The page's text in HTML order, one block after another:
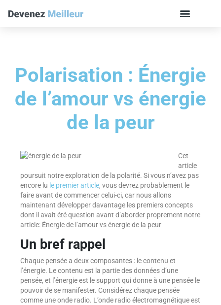
Polarisation : Énergie
de l’amour vs énergie
de la peur
Cet
article
poursuit notre exploration de la polarité. Si vous n’avez pas
encore lu le premier article, vous devrez probablement le
faire avant de commencer celui-ci, car nous allons
maintenant développer davantage les premiers concepts
dont il avait été question avant d’aborder proprement notre
article: Énergie de l’amour vs énergie de la peur
Un bref rappel
Chaque pensée a deux composantes : le contenu et
l’énergie. Le contenu est la partie des données d’une
pensée, et l’énergie est le support qui donne à une pensée le
pouvoir de se manifester. Considérez chaque pensée
comme une onde radio. L’onde radio électromagnétique est